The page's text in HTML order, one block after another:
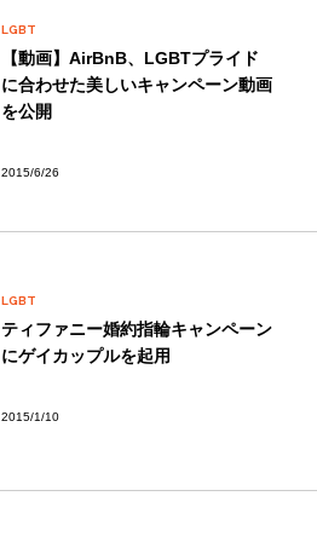
LGBT
【動画】AirBnB、LGBTプライド
に合わせた美しいキャンペーン動画
を公開
2015/6/26
LGBT
ティファニー婚約指輪キャンペーン
にゲイカップルを起用
2015/1/10